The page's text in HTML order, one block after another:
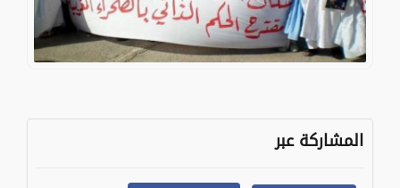
المشاركة عبر